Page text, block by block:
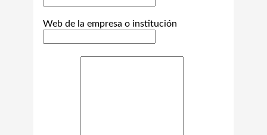
Web de la empresa o institución